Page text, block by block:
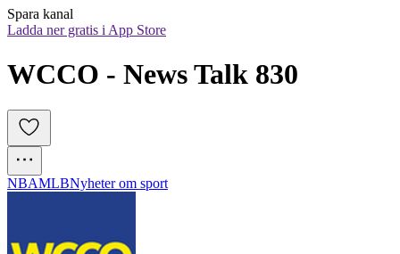
Spara kanal
Ladda ner gratis i App Store
WCCO - News Talk 830
NBAMLBNyheter om sport